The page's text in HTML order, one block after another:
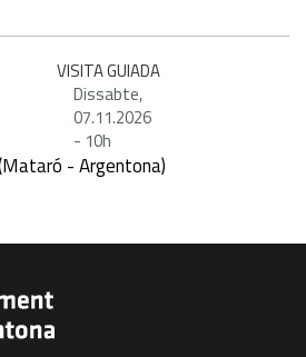
VISITA GUIADA
Dissabte,
07.11.2026
- 10h
- Argentona)